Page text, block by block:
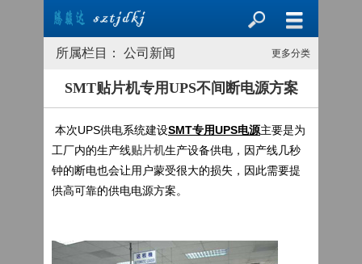
更多分类
所属栏目： 公司新闻
SMT贴片机专用UPS不间断电源方案
本次UPS供电系统建设SMT专用UPS电源主要是为
工厂内的生产线贴片机生产设备供电，因产线几秒
钟的断电也会让用户蒙受很大的损失，因此需要提
供高可靠的供电电源方案。